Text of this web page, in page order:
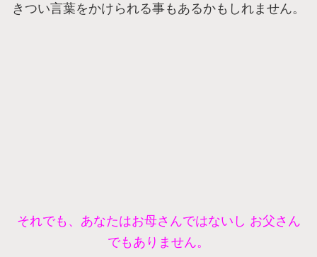
きつい言葉をかけられる事もあるかもしれません。
それでも、あなたはお母さんではないし お父さん
でもありません。